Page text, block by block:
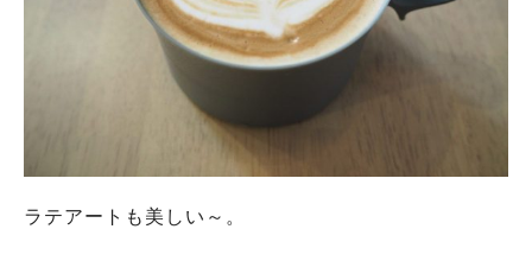
ラテアートも美しい～。